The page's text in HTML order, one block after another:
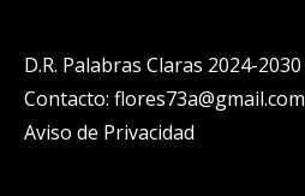
D.R. Palabras Claras 2024-2030
Contacto: flores73a@gmail.com
Aviso de Privacidad